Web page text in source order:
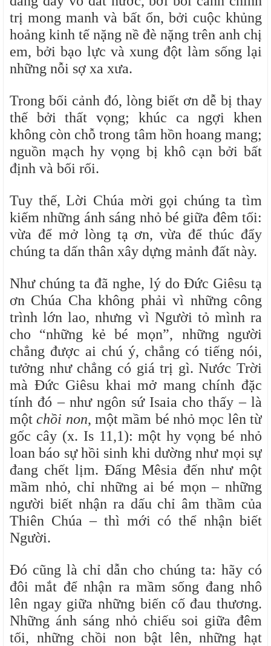
trị mong manh và bất ổn, bởi cuộc khủng
hoảng kinh tế nặng nề đè nặng trên anh chị
em, bởi bạo lực và xung đột làm sống lại
những nỗi sợ xa xưa.
Trong bối cảnh đó, lòng biết ơn dễ bị thay
thế bởi thất vọng; khúc ca ngợi khen
không còn chỗ trong tâm hồn hoang mang;
nguồn mạch hy vọng bị khô cạn bởi bất
định và bối rối.
Tuy thế, Lời Chúa mời gọi chúng ta tìm
kiếm những ánh sáng nhỏ bé giữa đêm tối:
vừa để mở lòng tạ ơn, vừa để thúc đẩy
chúng ta dấn thân xây dựng mảnh đất này.
Như chúng ta đã nghe, lý do Đức Giêsu tạ
ơn Chúa Cha không phải vì những công
trình lớn lao, nhưng vì Người tỏ mình ra
cho “những kẻ bé mọn”, những người
chẳng được ai chú ý, chẳng có tiếng nói,
tưởng như chẳng có giá trị gì. Nước Trời
mà Đức Giêsu khai mở mang chính đặc
tính đó – như ngôn sứ Isaia cho thấy – là
mộtchồi non, một mầm bé nhỏ mọc lên từ
gốc cây (x. Is 11,1): một hy vọng bé nhỏ
loan báo sự hồi sinh khi dường như mọi sự
đang chết lịm. Đấng Mêsia đến như một
mầm nhỏ, chỉ những ai bé mọn – những
người biết nhận ra dấu chỉ âm thầm của
Thiên Chúa – thì mới có thể nhận biết
Người.
Đó cũng là chỉ dẫn cho chúng ta: hãy có
đôi mắt để nhận ra mầm sống đang nhô
lên ngay giữa những biến cố đau thương.
Những ánh sáng nhỏ chiếu soi giữa đêm
tối, những chồi non bật lên, những hạt